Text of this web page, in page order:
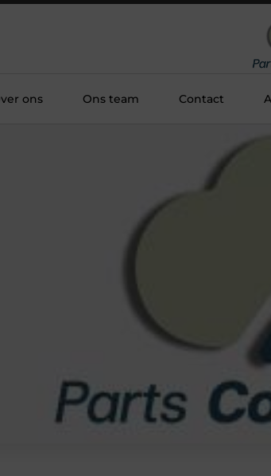
ons Ons team Contact